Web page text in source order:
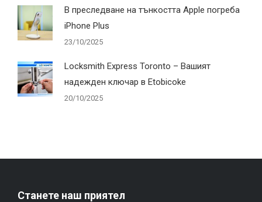
В преследване на тънкостта Apple погреба
iPhone Plus
23/10/2025
Locksmith Express Toronto – Вашият
надежден ключар в Etobicoke
20/10/2025
Станете наш приятел